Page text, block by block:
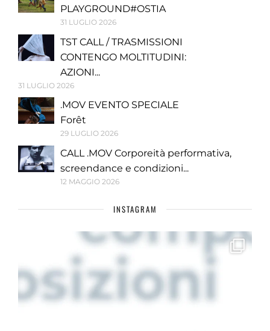
PLAYGROUND#OSTIA
31 LUGLIO 2026
TST CALL / TRASMISSIONI
CONTENGO MOLTITUDINI:
AZIONI...
31 LUGLIO 2026
.MOV EVENTO SPECIALE
Forêt
29 LUGLIO 2026
CALL .MOV Corporeità performativa,
screendance e condizioni...
12 MAGGIO 2026
INSTAGRAM